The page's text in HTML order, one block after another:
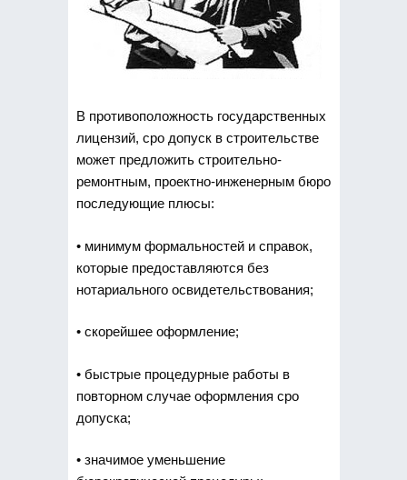
В противоположность государственных
лицензий, сро допуск в строительстве
может предложить строительно-
ремонтным, проектно-инженерным бюро
последующие плюсы:
• минимум формальностей и справок,
которые предоставляются без
нотариального освидетельствования;
• скорейшее оформление;
• быстрые процедурные работы в
повторном случае оформления сро
допуска;
• значимое уменьшение